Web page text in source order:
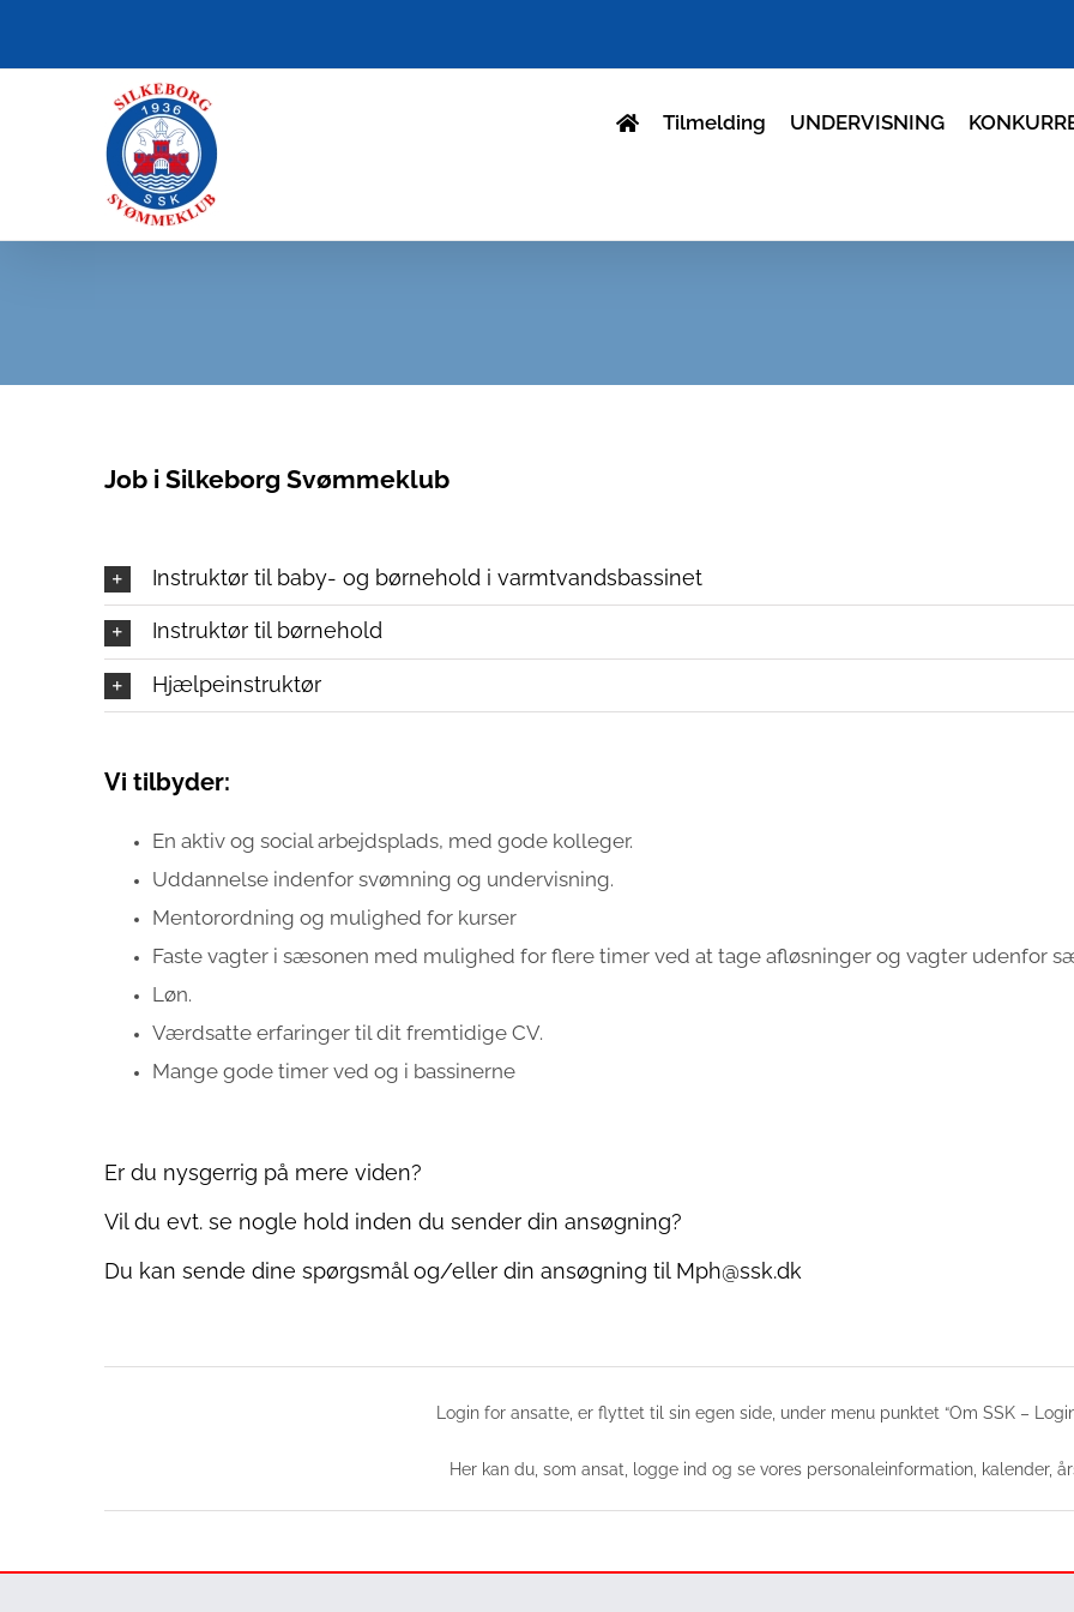
Tilmelding UNDERVISNING
Job i Silkeborg Svømmeklub
Instruktør til baby- og børnehold i varmtvandsbassinet
Instruktør til børnehold
Hjælpeinstruktør
Vi tilbyder:
En aktiv og social arbejdsplads, med gode kolleger.
Uddannelse indenfor svømning og undervisning.
Mentorordning og mulighed for kurser
Faste vagter i sæsonen med mulighed for flere timer ved at tage afløsninger og vagter udenfor
Løn.
Værdsatte erfaringer til dit fremtidige CV.
Mange gode timer ved og i bassinerne
Er du nysgerrig på mere viden?
Vil du evt. se nogle hold inden du sender din ansøgning?
Du kan sende dine spørgsmål og/eller din ansøgning til Mph@ssk.dk
Login for ansatte, er flyttet til sin egen side, under menu punktet “Om SSK –
Her kan du, som ansat, logge ind og se vores personaleinformation, kalender,